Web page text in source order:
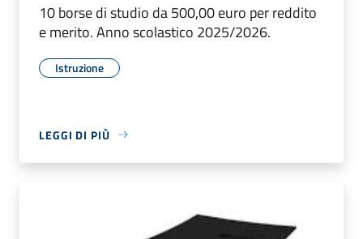
10 borse di studio da 500,00 euro per reddito
e merito. Anno scolastico 2025/2026.
Istruzione
LEGGI DI PIÙ